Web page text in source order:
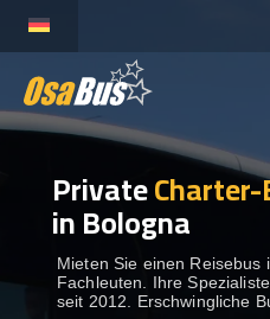
content
BUSVERMIETUNG
REISEZIELE
Private
in Bologna
Mieten Sie einen Reisebus
Fachleuten. Ihre
seit 2012. Erschwingliche